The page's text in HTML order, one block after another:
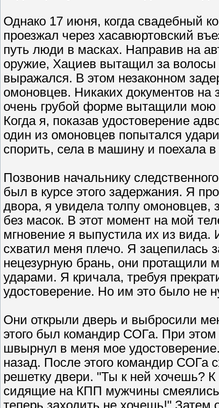
Однако 17 июня, когда свадебный
проезжал через хасавюртовский
путь люди в масках. Направив на
оружие, Хациев вытащил за
выражался. В этом незаконном
омоновцев. Никаких документов
очень грубой форме вытащили мою
Когда я, показав удостоверение
один из омоновцев попытался
спорить, села в машину и поехала в
Позвонив начальнику
был в курсе этого задержания. Я
двора, я увидела толпу
без масок. В этот момент на мой
мгновение я выпустила их из вида.
схватил меня плечо. Я зацепилась
нецезурную брань, они протащили
ударами. Я кричала, требуя
удостоверение. Но им это было не
Они открыли дверь и выбросили
этого был командир СОГа. При
швырнул в меня мое
назад. После этого командир СОГа
решетку двери. "Ты к ней хочешь?
сидящие на КПП мужчины смеялись
теперь заходить не хочешь!"